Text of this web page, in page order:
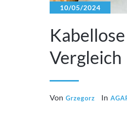
10/05/2024
Vergleich
Von Grzegorz In